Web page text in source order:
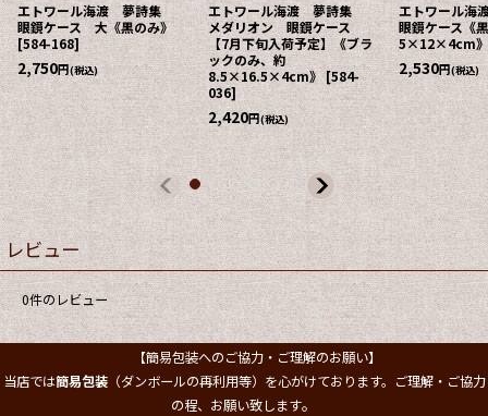
エトワール海渡 夢詩集
眼鏡ケース 大《黒のみ》
[584-168]
2,750円(税込)
エトワール海渡 夢詩集
メダリオン 眼鏡ケース
【7月下旬入荷予定】《ブラ
ックのみ、約
8.5×16.5×4cm》 [584-
036]
2,420円(税込)
エトワール
眼鏡ケース《
5×12×4cm
2,530円(税込)
レビュー
0件のレビュー
【簡易包装へのご協力・ご理解のお願い】
当店では簡易包装（ダンボールの再利用等）を心がけております。ご理解・ご協力
の程、お願い致します。